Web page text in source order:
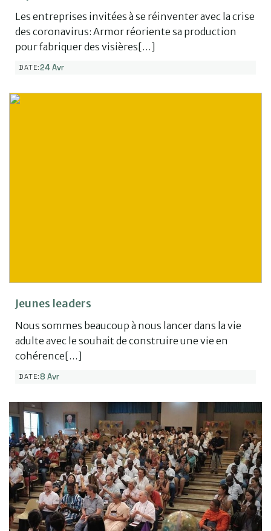
Les entreprises invitées à se réinventer avec la crise
des coronavirus: Armor réoriente sa production
pour fabriquer des visières[…]
DATE:24 Avr
Jeunes leaders
Nous sommes beaucoup à nous lancer dans la vie
adulte avec le souhait de construire une vie en
cohérence[…]
DATE:8 Avr